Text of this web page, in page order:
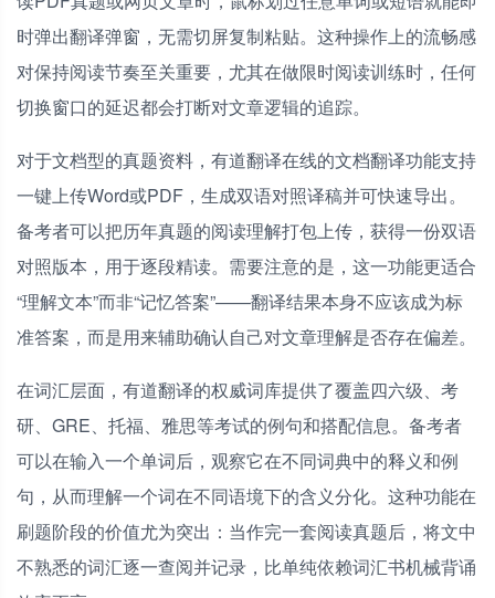
时弹出翻译弹窗，无需切屏复制粘贴。这种操作上的流畅感
对保持阅读节奏至关重要，尤其在做限时阅读训练时，任何
切换窗口的延迟都会打断对文章逻辑的追踪。
对于文档型的真题资料，有道翻译在线的文档翻译功能支持
一键上传Word或PDF，生成双语对照译稿并可快速导出。
备考者可以把历年真题的阅读理解打包上传，获得一份双语
对照版本，用于逐段精读。需要注意的是，这一功能更适合
“理解文本”而非“记忆答案”——翻译结果本身不应该成为标
准答案，而是用来辅助确认自己对文章理解是否存在偏差。
在词汇层面，有道翻译的权威词库提供了覆盖四六级、考
研、GRE、托福、雅思等考试的例句和搭配信息。备考者
可以在输入一个单词后，观察它在不同词典中的释义和例
句，从而理解一个词在不同语境下的含义分化。这种功能在
刷题阶段的价值尤为突出：当作完一套阅读真题后，将文中
不熟悉的词汇逐一查阅并记录，比单纯依赖词汇书机械背诵